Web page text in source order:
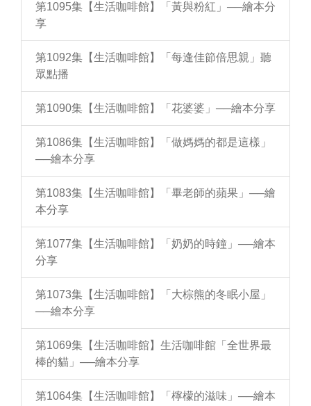
第1095集【生活咖啡館】「黃與粉紅」──繪本分
享
第1092集【生活咖啡館】「每逢佳節倍思親」聽
眾點播
第1090集【生活咖啡館】「花婆婆」──繪本分享
第1086集【生活咖啡館】「做媽媽的都是這樣」
──繪本分享
第1083集【生活咖啡館】「畢老師的蘋果」──繪
本分享
第1077集【生活咖啡館】「奶奶的時鐘」──繪本
分享
第1073集【生活咖啡館】「大棕熊的冬眠小屋」
──繪本分享
第1069集【生活咖啡館】生活咖啡館「全世界最
棒的貓」──繪本分享
第1064集【生活咖啡館】「檸檬的滋味」──繪本